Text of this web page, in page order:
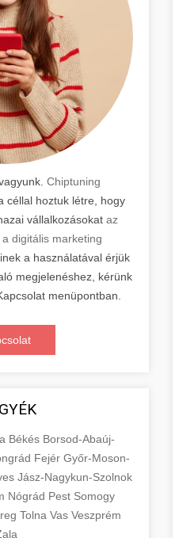
Chiptuning
céllal hoztuk létre, hogy
vállalkozásokat az
a digitális marketing
a használatával érjük
megjelenéshez, kérünk
menüpontban.
Békés Borsod-Abaúj-
Fejér Győr-Moson-
Jász-Nagykun-Szolnok
Nógrád Pest Somogy
Tolna Vas Veszprém